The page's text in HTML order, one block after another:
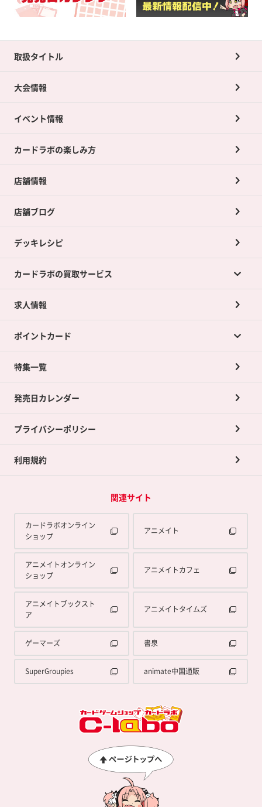
取扱タイトル
大会情報
イベント情報
カードラボの楽しみ方
店舗情報
店舗ブログ
デッキレシピ
カードラボの買取サービス
カードラボの買取サービスTOP
店舗買取について
ネット買取について
買取承諾書について
求人情報
ポイントカード
ポイントカードTOP
ポイント交換景品
特集一覧
発売日カレンダー
プライバシーポリシー
利用規約
関連サイト
カードラボオンライン
ショップ
アニメイト
アニメイトオンライン
ショップ
アニメイトカフェ
アニメイトブックスト
ア
アニメイトタイムズ
ゲーマーズ 書泉
SuperGroupies animate中国通販